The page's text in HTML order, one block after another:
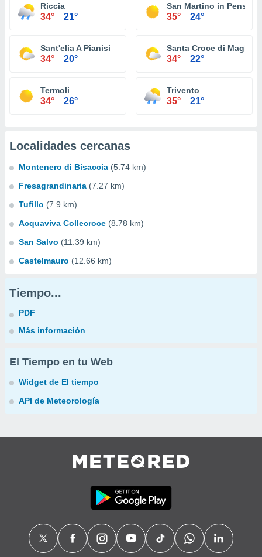
Riccia
34° 21°
San Martino in Pensilis
35° 24°
Sant'elia A Pianisi
34° 20°
Santa Croce di
34° 22°
Termoli
34° 26°
Trivento
35° 21°
Localidades cercanas
Montenero di Bisaccia (5.74 km)
Fresagrandinaria (7.27 km)
Tufillo (7.9 km)
Acquaviva Collecroce (8.78 km)
San Salvo (11.39 km)
Castelmauro (12.66 km)
Tiempo...
PDF
Más información
El Tiempo en tu Web
Widget de El tiempo
API de Meteorología